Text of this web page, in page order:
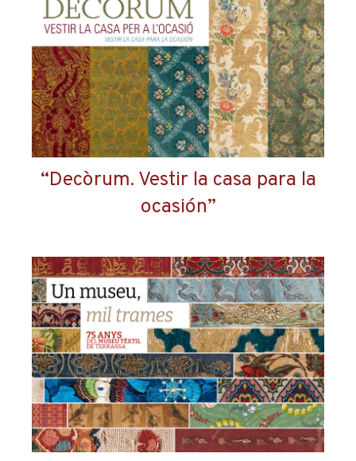
“Decòrum. Vestir la casa para la
ocasión”